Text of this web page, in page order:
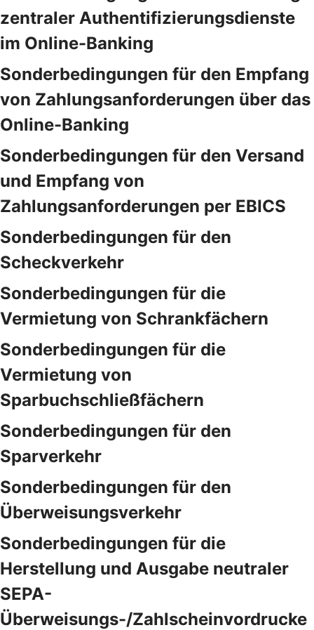
zentraler Authentifizierungsdienste
im Online-Banking
Sonderbedingungen für den Empfang
von Zahlungsanforderungen über das
Online-Banking
Sonderbedingungen für den Versand
und Empfang von
Zahlungsanforderungen per EBICS
Sonderbedingungen für den
Scheckverkehr
Sonderbedingungen für die
Vermietung von Schrankfächern
Sonderbedingungen für die
Vermietung von
Sparbuchschließfächern
Sonderbedingungen für den
Sparverkehr
Sonderbedingungen für den
Überweisungsverkehr
Sonderbedingungen für die
Herstellung und Ausgabe neutraler
SEPA-
Überweisungs-/Zahlscheinvordrucke